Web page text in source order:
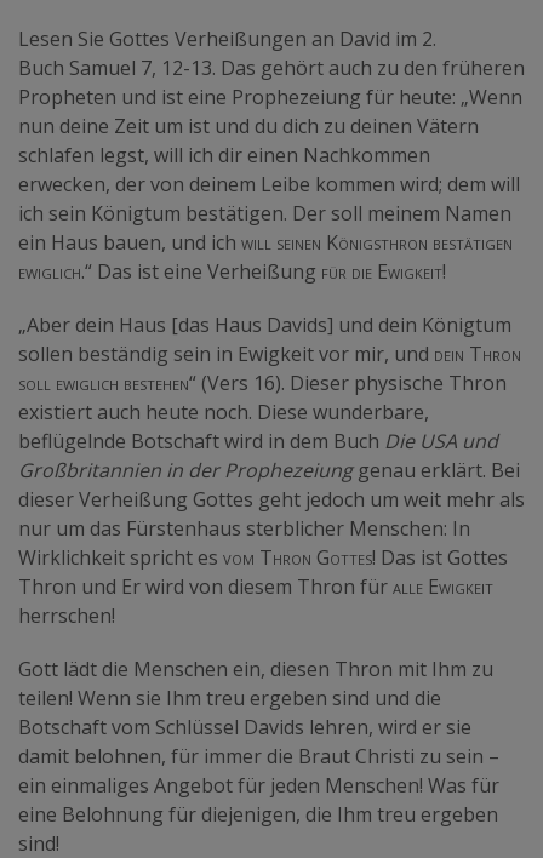
Lesen Sie Gottes Verheißungen an David im 2.
Buch Samuel 7, 12-13. Das gehört auch zu den früheren
Propheten und ist eine Prophezeiung für heute: „Wenn
nun deine Zeit um ist und du dich zu deinen Vätern
schlafen legst, will ich dir einen Nachkommen
erwecken, der von deinem Leibe kommen wird; dem will
ich sein Königtum bestätigen. Der soll meinem Namen
ein Haus bauen, und ich will seinen Königsthron bestätigen
ewiglich.“ Das ist eine Verheißung für die Ewigkeit!
„Aber dein Haus [das Haus Davids] und dein Königtum
sollen beständig sein in Ewigkeit vor mir, und dein Thron
soll ewiglich bestehen“ (Vers 16). Dieser physische Thron
existiert auch heute noch. Diese wunderbare,
beflügelnde Botschaft wird in dem Buch Die USA und
Großbritannien in der Prophezeiunggenau erklärt. Bei
dieser Verheißung Gottes geht jedoch um weit mehr als
nur um das Fürstenhaus sterblicher Menschen: In
Wirklichkeit spricht es vom Thron Gottes! Das ist Gottes
Thron und Er wird von diesem Thron füralle Ewigkeit
herrschen!
Gott lädt die Menschen ein, diesen Thron mit Ihm zu
teilen! Wenn sie Ihm treu ergeben sind und die
Botschaft vom Schlüssel Davids lehren, wird er sie
damit belohnen, für immer die Braut Christi zu sein –
ein einmaliges Angebot für jeden Menschen! Was für
eine Belohnung für diejenigen, die Ihm treu ergeben
sind!